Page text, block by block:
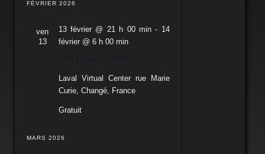
de
vues
FÉVRIER 2026
ven
13
13 février @ 21 h 00 min - 14
février @ 6 h 00 min
Laval Virtual Center rue Marie
Curie, Changé, France
Gratuit
MARS 2026